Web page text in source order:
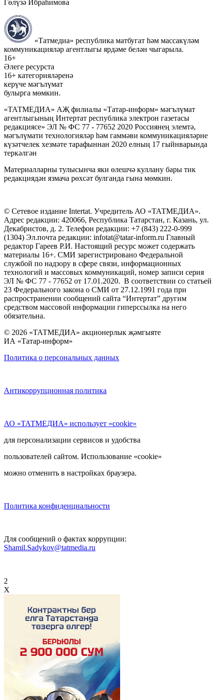
Гөлүзә Ибраһимова
«Татмедиа» республика матбугат һәм массакүләм
коммуникацияләр агентлыгы ярдәме белән чыгарыла.
16+
Әлеге ресурста
16+ категорияләренә
керүче мәгълүмат
булырга мөмкин.
«ТАТМЕДИА» АҖ филиалы «Татар-информ» мәгълүмат
агентлыгының Интертат республика электрон газетасы
редакциясе» ЭЛ № ФС 77 - 77652 2020 Россиянең элемтә,
мәгълүмати технологияләр һәм гаммәви коммуникацияләрне
күзәтчелек хезмәте тарафыннан 2020 елның 17 гыйнварында
теркәлгән
Материалларны тулысынча яки өлешчә куллану бары тик
редакциядән язмача рөхсәт булганда гына мөмкин.
© Сетевое издание Intertat. Учредитель АО «ТАТМЕДИА».
Адрес редакции: 420066, Республика Татарстан, г. Казань, ул.
Декабристов, д. 2. Телефон редакции: +7 (843) 222-0-999
(1304) Эл.почта редакции: infotat@tatar-inform.ru Главный
редактор Гареев Р.И. Настоящий ресурс может содержать
материалы 16+. СМИ зарегистрировано Федеральной
службой по надзору в сфере связи, информационных
технологий и массовых коммуникаций, номер записи серия
ЭЛ № ФС 77 - 77652 от 17.01.2020. В соответствии со статьей
23 Федерального закона о СМИ от 27.12.1991 года при
распространении сообщений сайта “Интертат” другим
средством массовой информации гиперссылка на него
обязательна.
© 2026 «ТАТМЕДИА» акционерлык җәмгыяте
ИА «Татар-информ»
Политика о персональных данных
Антикоррупционная политика
АО «ТАТМЕДИА» использует «cookie»
для персонализации сервисов и удобства
пользователей сайтом. Использование «cookie»
можно отменить в настройках браузера.
Политика конфиденциальности
Для сообщений о фактах коррупции:
Shamil.Sadykov@tatmedia.ru
2
X